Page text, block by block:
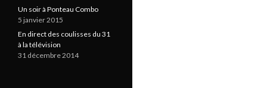
Un soir à Ponteau Combo
5 janvier 2015
En direct des coulisses du 31
à la télévision
31 décembre 2014